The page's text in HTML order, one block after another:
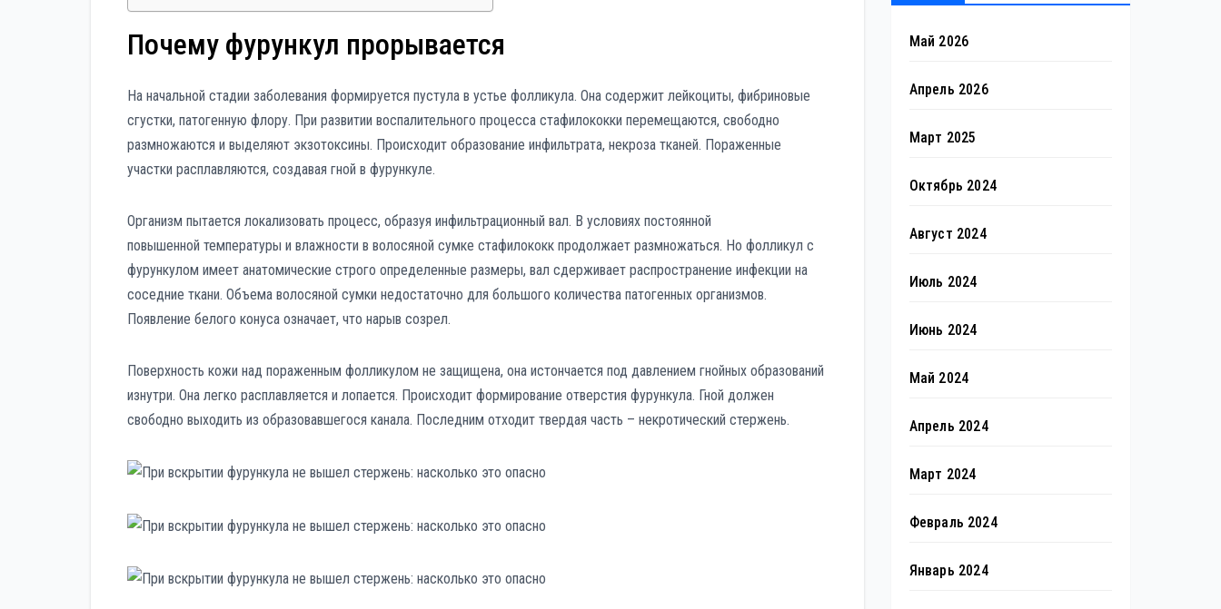
Почему фурункул прорывается
На начальной стадии заболевания формируется пустула в устье фолликула. Она содержит лейкоциты, фибриновые
сгустки, патогенную флору. При развитии воспалительного процесса стафилококки перемещаются, свободно
размножаются и выделяют экзотоксины. Происходит образование инфильтрата, некроза тканей. Пораженные
участки расплавляются, создавая гной в фурункуле.
Организм пытается локализовать процесс, образуя инфильтрационный вал. В условиях постоянной
повышенной температуры и влажности в волосяной сумке стафилококк продолжает размножаться. Но фолликул с
фурункулом имеет анатомические строго определенные размеры, вал сдерживает распространение инфекции на
соседние ткани. Объема волосяной сумки недостаточно для большого количества патогенных организмов.
Появление белого конуса означает, что нарыв созрел.
Поверхность кожи над пораженным фолликулом не защищена, она истончается под давлением гнойных образований
изнутри. Она легко расплавляется и лопается. Происходит формирование отверстия фурункула. Гной должен
свободно выходить из образовавшегося канала. Последним отходит твердая часть – некротический стержень.
Май 2026
Апрель 2026
Март 2025
Октябрь 2024
Август 2024
Июль 2024
Июнь 2024
Май 2024
Апрель 2024
Март 2024
Февраль 2024
Январь 2024